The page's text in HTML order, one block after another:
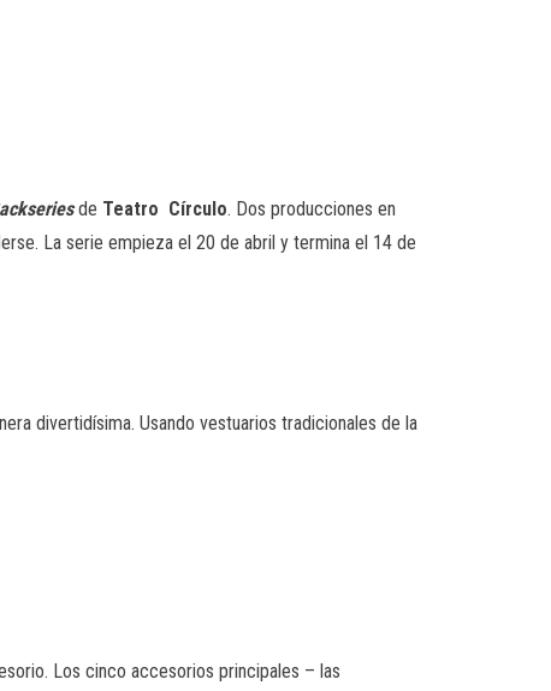
de Teatro Círculo. Dos producciones en
La serie empieza el 20 de abril y termina el 14 de
divertidísima. Usando vestuarios tradicionales de la
Los cinco accesorios principales – las